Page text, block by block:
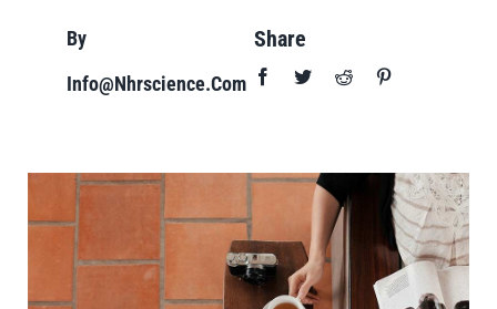
By
Info@nhrscience.com
Share